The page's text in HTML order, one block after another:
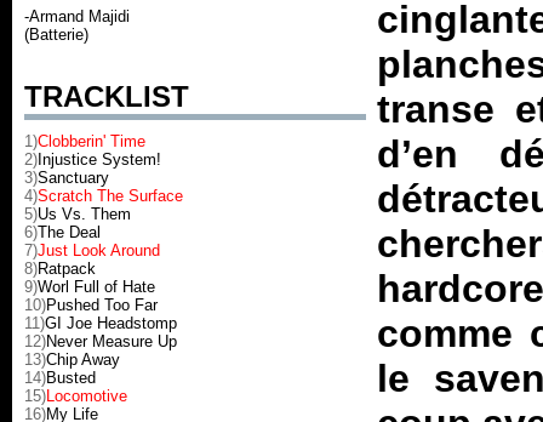
-Armand Majidi
(Batterie)
TRACKLIST
1)Clobberin' Time
2) Injustice System!
3)Sanctuary
4)Scratch The Surface
5)Us Vs. Them
6)The Deal
7)Just Look Around
8)Ratpack
9)Worl Full of Hate
10)Pushed Too Far
11)GI Joe Headstomp
12)Never Measure Up
13)Chip Away
14)Busted
15)Locomotive
16)My Life
transe
d’en
comme
le